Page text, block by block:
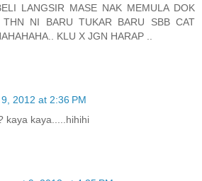
LANGSIR MASE NAK MEMULA DOK
THN NI BARU TUKAR BARU SBB CAT
KLU X JGN HARAP ..
2012 at 2:36 PM
kaya kaya.....hihihi